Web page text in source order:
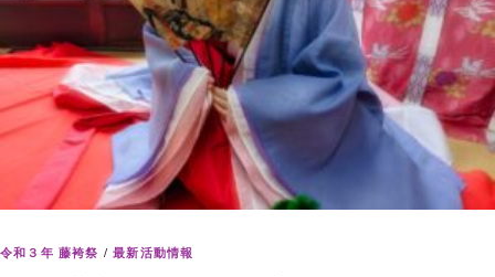
令和３年 藤袴祭 /最新活動情報